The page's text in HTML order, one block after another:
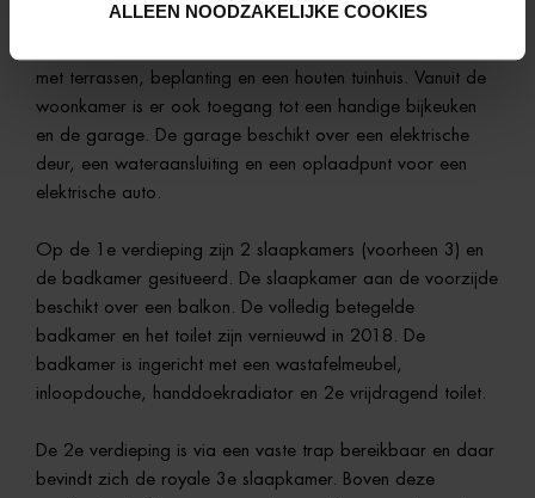
ALLEEN NOODZAKELIJKE COOKIES
woning. Een gezellige plek met met uitzicht op de mooie
met terrassen, beplanting en een houten tuinhuis. Vanuit de
woonkamer is er ook toegang tot een handige bijkeuken
en de garage. De garage beschikt over een elektrische
deur, een wateraansluiting en een oplaadpunt voor een
elektrische auto.
Op de 1e verdieping zijn 2 slaapkamers (voorheen 3) en
de badkamer gesitueerd. De slaapkamer aan de voorzijde
beschikt over een balkon. De volledig betegelde
badkamer en het toilet zijn vernieuwd in 2018. De
badkamer is ingericht met een wastafelmeubel,
inloopdouche, handdoekradiator en 2e vrijdragend toilet.
De 2e verdieping is via een vaste trap bereikbaar en daar
bevindt zich de royale 3e slaapkamer. Boven deze